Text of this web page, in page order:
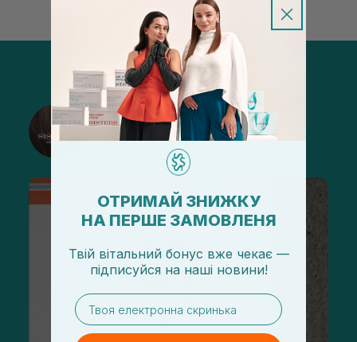
@sisters_stelmakh в Instagram
Підписатися
ОТРИМАЙ ЗНИЖКУ
НА ПЕРШЕ ЗАМОВЛЕНЯ
Твій вітальний бонус вже чекає —
підписуйся на наші новини!
email